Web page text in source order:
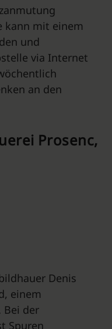
kann mit einem
und
via Internet
an den
Prosenc,
Denis
einem
Bei der
Spuren